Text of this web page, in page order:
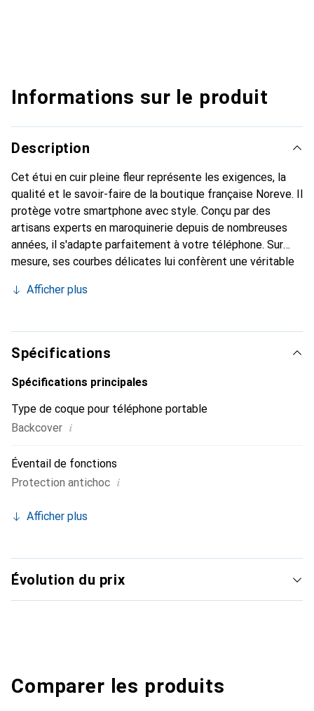
Informations sur le produit
Description
Cet étui en cuir pleine fleur représente les exigences, la
qualité et le savoir-faire de la boutique française Noreve. Il
protège votre smartphone avec style. Conçu par des
artisans experts en maroquinerie depuis de nombreuses
années, il s'adapte parfaitement à votre téléphone. Sur
mesure, ses courbes délicates lui confèrent une véritable
de votre smartphone. La marque Noreve est reconnue
constitue un choix sûr pour une clientèle exigeante.
Afficher plus
Spécifications
Spécifications principales
Type de coque pour téléphone portable
Backcover i
Éventail de fonctions
Protection antichoc i
Afficher plus
Évolution du prix
Comparer les produits